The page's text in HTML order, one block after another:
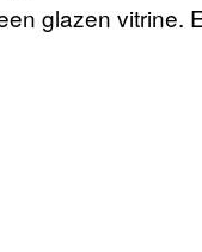
glazen vitrine.